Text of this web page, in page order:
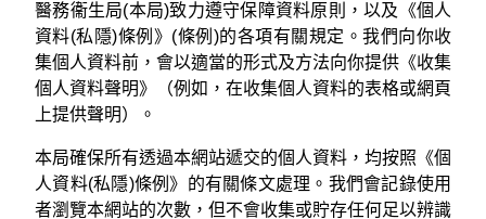
醫務衞生局(本局)致力遵守保障資料原則，以及《個人
資料(私隱)條例》(條例)的各項有關規定。我們向你收
集個人資料前，會以適當的形式及方法向你提供《收集
個人資料聲明》（例如，在收集個人資料的表格或網頁
上提供聲明）。
本局確保所有透過本網站遞交的個人資料，均按照《個
人資料(私隱)條例》的有關條文處理。我們會記錄使用
者瀏覽本網站的次數，但不會收集或貯存任何足以辨識